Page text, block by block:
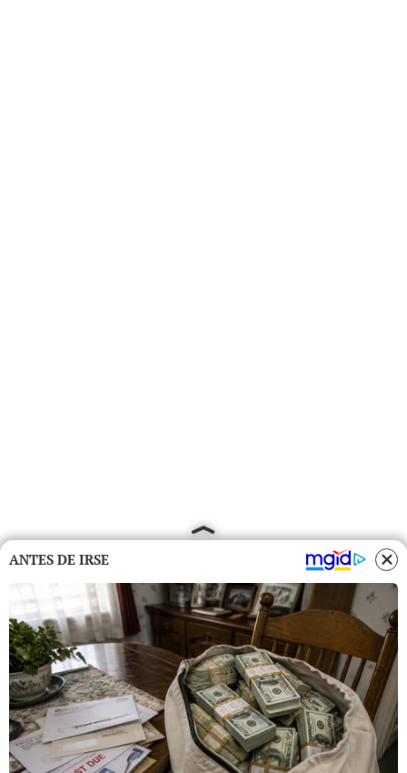
ANTES DE IRSE